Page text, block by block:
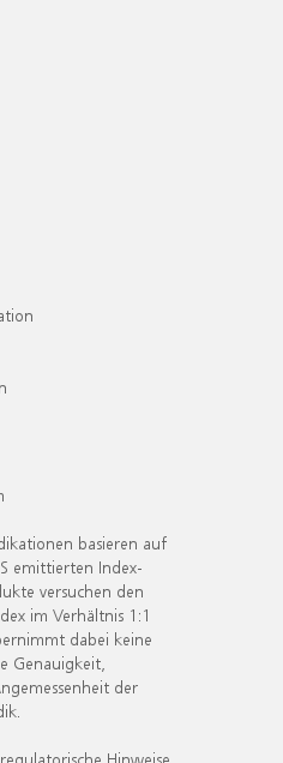
basieren auf
emittierten Index-
versuchen den
im Verhältnis 1:1
dabei keine
Genauigkeit,
der